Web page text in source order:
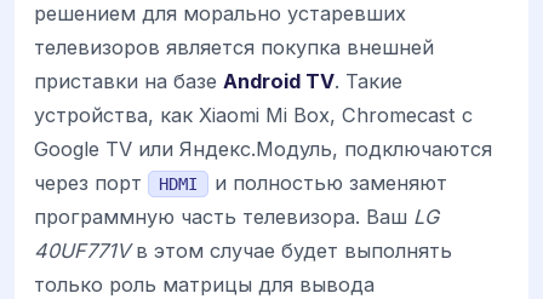
решением для морально устаревших
телевизоров является покупка внешней
приставки на базе Android TV. Такие
устройства, как Xiaomi Mi Box, Chromecast с
Google TV или Яндекс.Модуль, подключаются
через порт
HDMI
и полностью заменяют
программную часть телевизора. Ваш LG
40UF771Vв этом случае будет выполнять
только роль матрицы для вывода